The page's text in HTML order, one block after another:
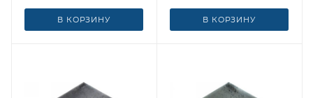
В КОРЗИНУ В КОРЗИНУ